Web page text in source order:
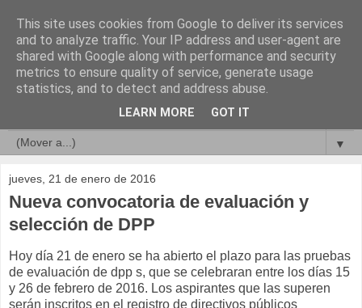
Compromisos de Calidad
▼
jueves, 21 de enero de 2016
Nueva convocatoria de evaluación y
selección de DPP
Hoy día 21 de enero se ha abierto el plazo para las pruebas
de evaluación de dpp s, que se celebraran entre los días 15
y 26 de febrero de 2016. Los aspirantes que las superen
serán inscritos en el registro de directivos públicos
This site uses cookies from Google to deliver its services
and to analyze traffic. Your IP address and user-agent are
shared with Google along with performance and security
metrics to ensure quality of service, generate usage
statistics, and to detect and address abuse.
LEARN MORE GOT IT